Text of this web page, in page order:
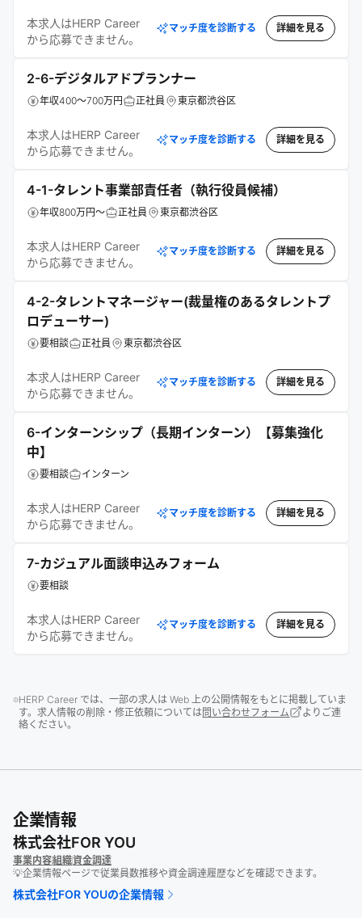
本求人はHERP Career
から応募できません。
マッチ度を診断する 詳細を見る
2-6-デジタルアドプランナー
年収400～700万円 正社員 東京都渋谷区
本求人はHERP Career
から応募できません。
マッチ度を診断する 詳細を見る
4-1-タレント事業部責任者（執行役員候補）
年収800万円～ 正社員 東京都渋谷区
本求人はHERP Career
から応募できません。
マッチ度を診断する 詳細を見る
4-2-タレントマネージャー(裁量権のあるタレントプ
ロデューサー)
要相談 正社員 東京都渋谷区
本求人はHERP Career
から応募できません。
マッチ度を診断する 詳細を見る
6-インターンシップ（長期インターン）【募集強化
中】
要相談 インターン
本求人はHERP Career
から応募できません。
マッチ度を診断する 詳細を見る
7-カジュアル面談申込みフォーム
要相談
本求人はHERP Career
から応募できません。
マッチ度を診断する 詳細を見る
HERP Career では、一部の求人は Web 上の公開情報をもとに掲載していま
す。求人情報の削除・修正依頼については問い合わせフォーム
よりご連
絡ください。
企業情報
株式会社FOR YOU
事業内容組織資金調達
💡企業情報ページで従業員数推移や資金調達履歴などを確認できます。
株式会社FOR YOUの企業情報